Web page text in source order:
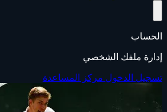
الحساب
إدارة ملفك الشخصي
تسجيل الدخول مركز المساعدة